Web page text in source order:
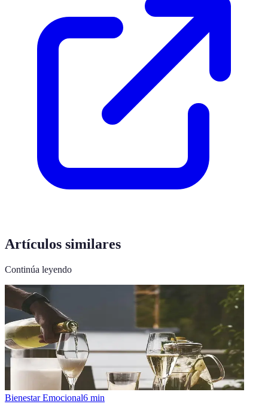
Artículos similares
Continúa leyendo
Bienestar Emocional6 min